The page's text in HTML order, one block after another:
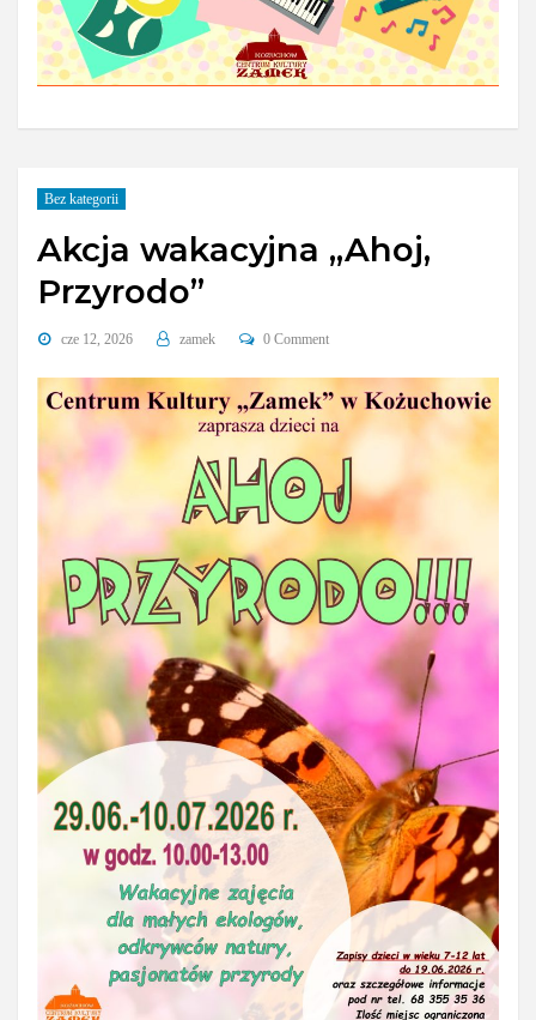
Bez kategorii
Akcja wakacyjna „Ahoj,
Przyrodo”
cze 12, 2026 zamek 0 Comment